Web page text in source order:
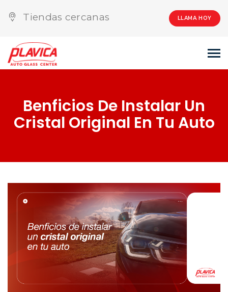
Tiendas cercanas LLAMA HOY
Benficios De Instalar Un
Cristal Original En Tu Auto